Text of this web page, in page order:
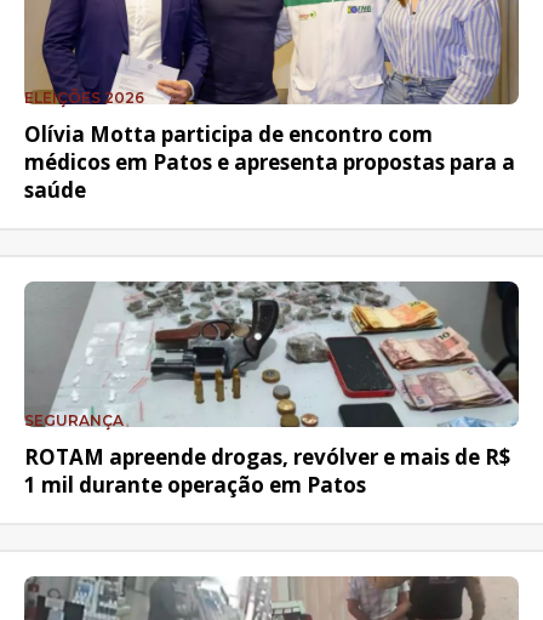
ELEIÇÕES 2026
Olívia Motta participa de encontro com
médicos em Patos e apresenta propostas para a
saúde
SEGURANÇA
ROTAM apreende drogas, revólver e mais de R$
1 mil durante operação em Patos